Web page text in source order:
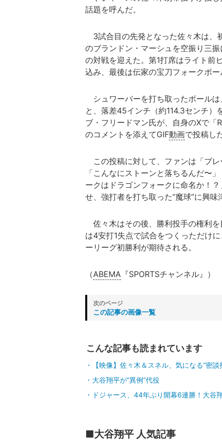
話題を呼んだ。
3試合目の先発となった佐々木は、
のブランドン・マーシュを空振り三
の対戦を迎えた。第1打席はライト前
込み、最後は伝家の宝刀フォークボ
シュワーバーを打ち取ったボール
と、落差45インチ（約114.3センチ）
ブ・フリードマン氏が、自身のXで
のコメントを添えてGIF動画で投稿し
この投稿に対して、ファンは「ブ
「こんなにストーンと落ちるんだ〜
ークはドラゴンフォークに命名か！
せ、強打者を打ち取った“魔球”に興
佐々木はその後、勝利投手の権利
は4安打1失点で試合をつくっただけ
ーリーグ初勝利が期待される。
（ABEMA 『SPORTSチャンネル』）
この記事の画像一覧
こんな記事も読まれています
【映像】佐々木＆スネル、気になる“密談
大谷翔平が“異例”代役
ドジャース、44年ぶり開幕6連勝！大谷
■大谷翔平 人気記事